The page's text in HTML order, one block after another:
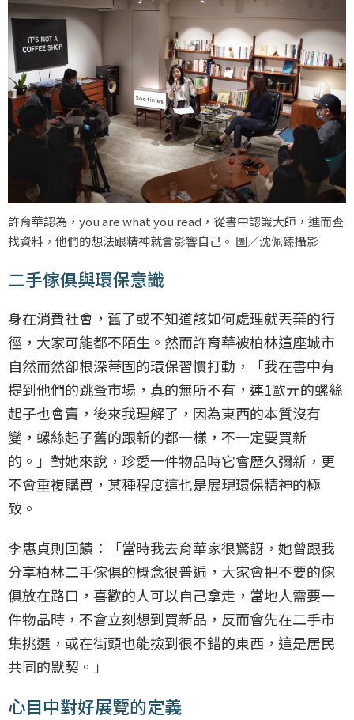
許育華認為，you are what you read，從書中認識大師，進而查
找資料，他們的想法跟精神就會影響自己。 圖／沈佩臻攝影
二手傢俱與環保意識
身在消費社會，舊了或不知道該如何處理就丟棄的行
徑，大家可能都不陌生。然而許育華被柏林這座城市
自然而然卻根深蒂固的環保習慣打動，「我在書中有
提到他們的跳蚤市場，真的無所不有，連1歐元的螺絲
起子也會賣，後來我理解了，因為東西的本質沒有
變，螺絲起子舊的跟新的都一樣，不一定要買新
的。」對她來說，珍愛一件物品時它會歷久彌新，更
不會重複購買，某種程度這也是展現環保精神的極
致。
李惠貞則回饋：「當時我去育華家很驚訝，她曾跟我
分享柏林二手傢俱的概念很普遍，大家會把不要的傢
俱放在路口，喜歡的人可以自己拿走，當地人需要一
件物品時，不會立刻想到買新品，反而會先在二手市
集挑選，或在街頭也能撿到很不錯的東西，這是居民
共同的默契。」
心目中對好展覽的定義